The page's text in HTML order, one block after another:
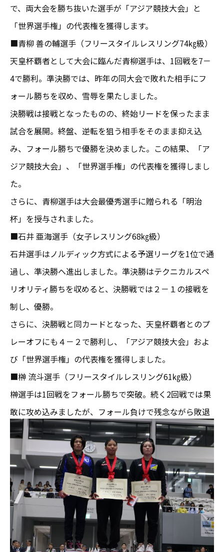
で、両大会を勝ち抜いた選手が「アジア競技大会」と
「世界選手権」の代表権を獲得します。
■青柳 善の輔選手（フリースタイルレスリング74㎏級）
天皇杯覇者として大会に臨んだ青柳選手は、1回戦を7－
4で勝利。準決勝では、昨年の同大会で敗れた相手にフ
ォール勝ちを収め、雪辱を果たしました。
決勝戦は接戦となったものの、終始リードを保ったまま
試合を展開。終盤、逆転を狙う相手をそのまま抑え込
み、フォール勝ちで優勝を決めました。この結果、「ア
ジア競技大会」、「世界選手権」の代表権を獲得しまし
た。
さらに、青柳選手は大会最優秀選手に贈られる「明治
杯」を授与されました。
■石井 亜海選手（女子レスリング68㎏級）
石井選手はノルディック方式による予選リーグを1位で通
過し、準決勝へ進出しました。準決勝はテクニカルスペ
リオリティ勝ちを収めると、決勝戦では２－１の接戦を
制し、優勝。
さらに、決勝戦と同カードとなった、天皇杯覇者とのプ
レーオフにも４－２で勝利し、「アジア競技大会」およ
び「世界選手権」の代表権を獲得しました。
■榊󠄀 流斗選手（フリースタイルレスリング61㎏級）
榊󠄀選手は1回戦をフォール勝ちで突破。続く2回戦では果
敢に攻め込みましたが、フォール負けで残念ながら敗退
となりました。